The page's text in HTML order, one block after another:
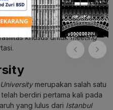
fasilitas lain untuk para
hall, perpustakaan,
kampus yang ramah
khusus untukmeeting
merupakan salah satu
berdiri pertama kali pada
yang lulus dari Istanbul